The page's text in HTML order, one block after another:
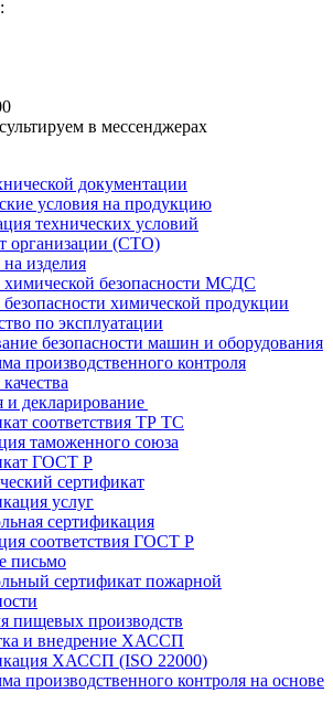
в мессенджерах
документации
условия на продукцию
технических условий
организации (СТО)
изделия
химической безопасности МСДС
химической продукции
по эксплуатации
безопасности машин и оборудования
производственного контроля
декларирование
соответствия ТР ТС
таможенного союза
ГОСТ Р
сертификат
услуг
сертификация
соответствия ГОСТ Р
письмо
сертификат пожарной
пищевых производств
и внедрение ХАССП
ХАССП (ISO 22000)
производственного контроля на основе